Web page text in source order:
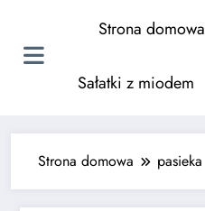
Strona domowa
Sałatki z miodem
Strona domowa pasieka